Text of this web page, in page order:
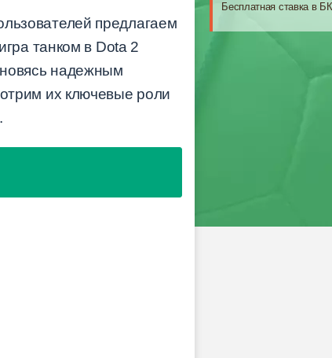
предлагаем
танком в Dota 2
надежным
их ключевые роли
Бесплатная ставка в БК